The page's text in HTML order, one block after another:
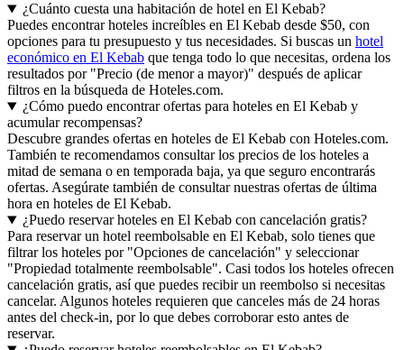
¿Cuánto cuesta una habitación de hotel en El Kebab?
Puedes encontrar hoteles increíbles en El Kebab desde $50, con
opciones para tu presupuesto y tus necesidades. Si buscas un hotel
económico en El Kebab que tenga todo lo que necesitas, ordena los
resultados por "Precio (de menor a mayor)" después de aplicar
filtros en la búsqueda de Hoteles.com.
¿Cómo puedo encontrar ofertas para hoteles en El Kebab y
acumular recompensas?
Descubre grandes ofertas en hoteles de El Kebab con Hoteles.com.
También te recomendamos consultar los precios de los hoteles a
mitad de semana o en temporada baja, ya que seguro encontrarás
ofertas. Asegúrate también de consultar nuestras ofertas de última
hora en hoteles de El Kebab.
¿Puedo reservar hoteles en El Kebab con cancelación gratis?
Para reservar un hotel reembolsable en El Kebab, solo tienes que
filtrar los hoteles por "Opciones de cancelación" y seleccionar
"Propiedad totalmente reembolsable". Casi todos los hoteles ofrecen
cancelación gratis, así que puedes recibir un reembolso si necesitas
cancelar. Algunos hoteles requieren que canceles más de 24 horas
antes del check-in, por lo que debes corroborar esto antes de
reservar.